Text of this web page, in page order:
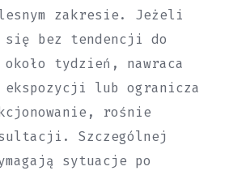
zakresie. Jeżeli
się bez tendencji do
około tydzień, nawraca
ekspozycji lub ogranicza
rośnie
Szczególnej
sytuacje po